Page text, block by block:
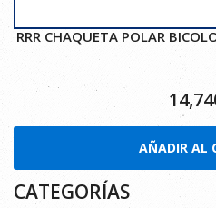
RRR CHAQUETA POLAR
AÑADIR AL
CATEGORÍAS